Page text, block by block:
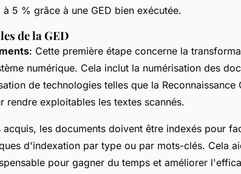
5 % grâce à une GED bien exécutée.
de la GED
: Cette première étape concerne la
numérique. Cela inclut la numérisation des
de technologies telles que la Reconnaissance
rendre exploitables les textes scannés.
acquis, les documents doivent être indexés pour
d'indexation par type ou par mots-clés. Cela
pour gagner du temps et améliorer